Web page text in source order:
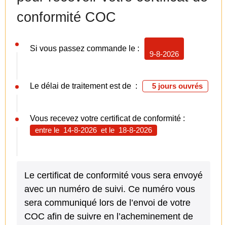
conformité COC
Si vous passez commande le :
9-8-2026
Le délai de traitement est de : 5 jours ouvrés
Vous recevez votre certificat de conformité :
entre le 14-8-2026et le 18-8-2026
Le certificat de conformité vous sera envoyé
avec un numéro de suivi. Ce numéro vous
sera communiqué lors de l’envoi de votre
COC afin de suivre en l’acheminement de